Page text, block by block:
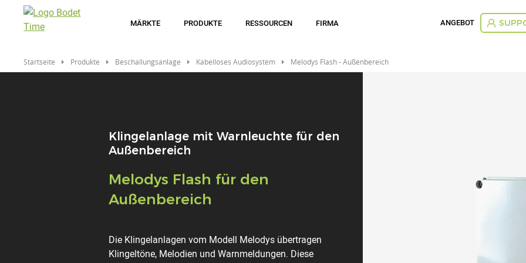
Direkt
MÄRKTE PRODUKTE RESSOURCEN FIRMA ANGEBOT
Startseite Produkte Beschallungsanlage Kabelloses Audiosystem Melodys Flash - Außenbereich
Klingelanlage mit Warnleuchte für den
Außenbereich
Titre
Melodys Flash für den
Außenbereich
Description
Die Klingelanlagen vom Modell Melodys übertragen
Klingeltöne, Melodien und Warnmeldungen. Diese